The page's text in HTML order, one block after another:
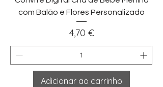
com Balão e Flores Personalizado
Preço
4,70 €
Adicionar ao carrinho